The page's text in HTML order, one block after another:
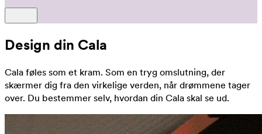
Design din Cala
Cala føles som et kram. Som en tryg omslutning, der
skærmer dig fra den virkelige verden, når drømmene tager
over. Du bestemmer selv, hvordan din Cala skal se ud.